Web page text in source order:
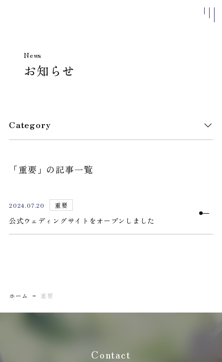
私たちについて
お知らせ
結婚式
プラン
プライバシーポリシ
News
お知らせ
「重要」の記事一覧
2024.07.20 重要
公式ウェディングサイトをオープンしました
Category
ホーム 重要
Contact